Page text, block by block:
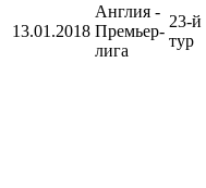
13.01.2018
Англия -
Премьер-
лига
23-й
тур